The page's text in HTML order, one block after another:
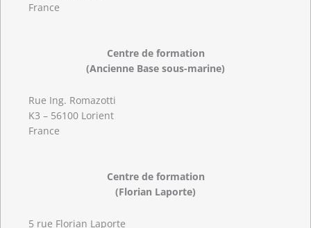
France
Centre de formation
(Ancienne Base sous-marine)
Rue Ing. Romazotti
K3 – 56100 Lorient
France
Centre de formation
(Florian Laporte)
5 rue Florian Laporte